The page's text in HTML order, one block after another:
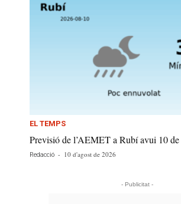
EL TEMPS
Previsió de l’AEMET a Rubí avui 10
Redacció - 10 d'agost de 2026
- Publicitat -